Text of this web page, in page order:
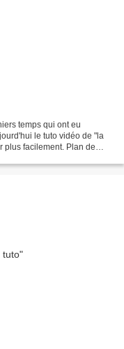
temps qui ont eu
le tuto vidéo de "la
plus facilement. Plan de